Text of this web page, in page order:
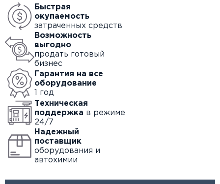
Быстрая
окупаемость
затраченных средств
Возможность
выгодно
продать готовый
бизнес
Гарантия на все
оборудование
1 год
Техническая
поддержка в режиме
24/7
Надежный
поставщик
оборудования и
автохимии